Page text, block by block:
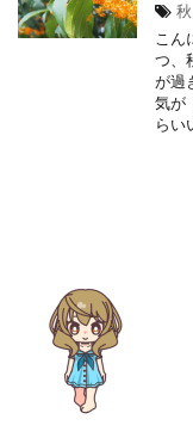
秋
こん
つ、
が過
気が
らい